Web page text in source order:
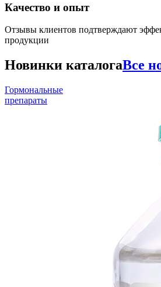
Качество и опыт
Отзывы клиентов подтверждают
продукции
Новинки каталогаВсе
Гормональные
препараты